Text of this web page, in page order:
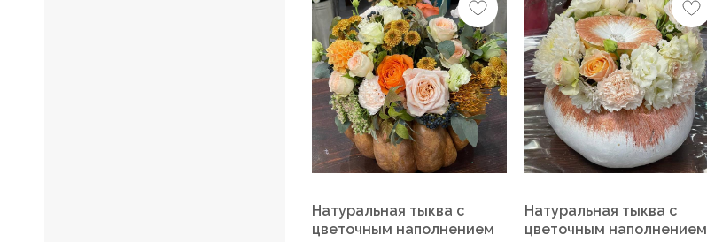
Натуральная тыква с
цветочным наполнением
Натуральная тыква с
цветочным наполнением